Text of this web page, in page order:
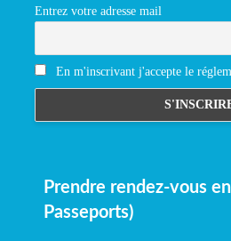
Entrez votre adresse mail
En m'inscrivant j'accepte le
Prendre rendez-vous
Passeports)